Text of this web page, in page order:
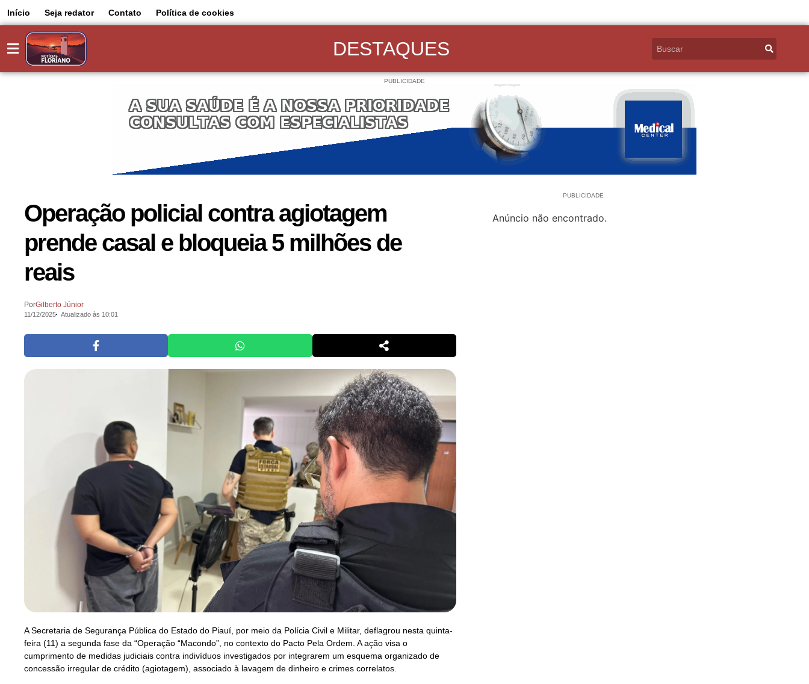
Início Seja redator Contato Política de cookies
DESTAQUES
PUBLICIDADE
Operação policial contra agiotagem
prende casal e bloqueia 5 milhões de
reais
PorGilberto Júnior
11/12/2025 Atualizado às 10:01
A Secretaria de Segurança Pública do Estado do Piauí, por meio da Polícia Civil e Militar, deflagrou nesta quinta-
feira (11) a segunda fase da “Operação “Macondo”, no contexto do Pacto Pela Ordem. A ação visa o
cumprimento de medidas judiciais contra indivíduos investigados por integrarem um esquema organizado de
concessão irregular de crédito (agiotagem), associado à lavagem de dinheiro e crimes correlatos.
PUBLICIDADE
Anúncio não encontrado.